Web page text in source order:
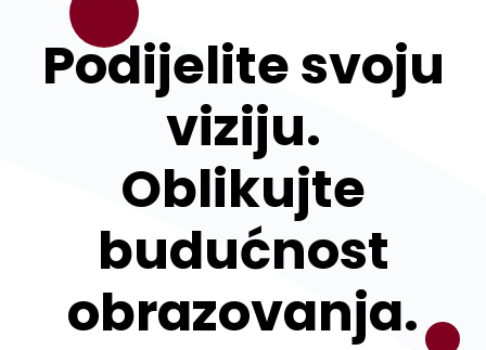
Podijelite svoju
viziju.
Oblikujte
budućnost
obrazovanja.